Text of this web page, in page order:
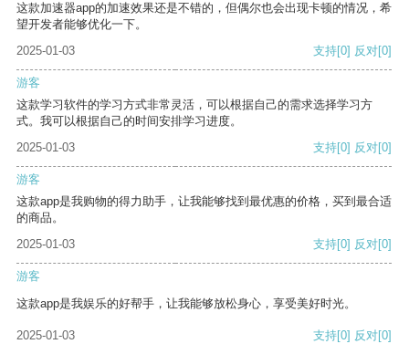
这款加速器app的加速效果还是不错的，但偶尔也会出现卡顿的情况，希
望开发者能够优化一下。
2025-01-03
支持[0] 反对[0]
游客
这款学习软件的学习方式非常灵活，可以根据自己的需求选择学习方
式。我可以根据自己的时间安排学习进度。
2025-01-03
支持[0] 反对[0]
游客
这款app是我购物的得力助手，让我能够找到最优惠的价格，买到最合适
的商品。
2025-01-03
支持[0] 反对[0]
游客
这款app是我娱乐的好帮手，让我能够放松身心，享受美好时光。
2025-01-03 支持[0] 反对[0]